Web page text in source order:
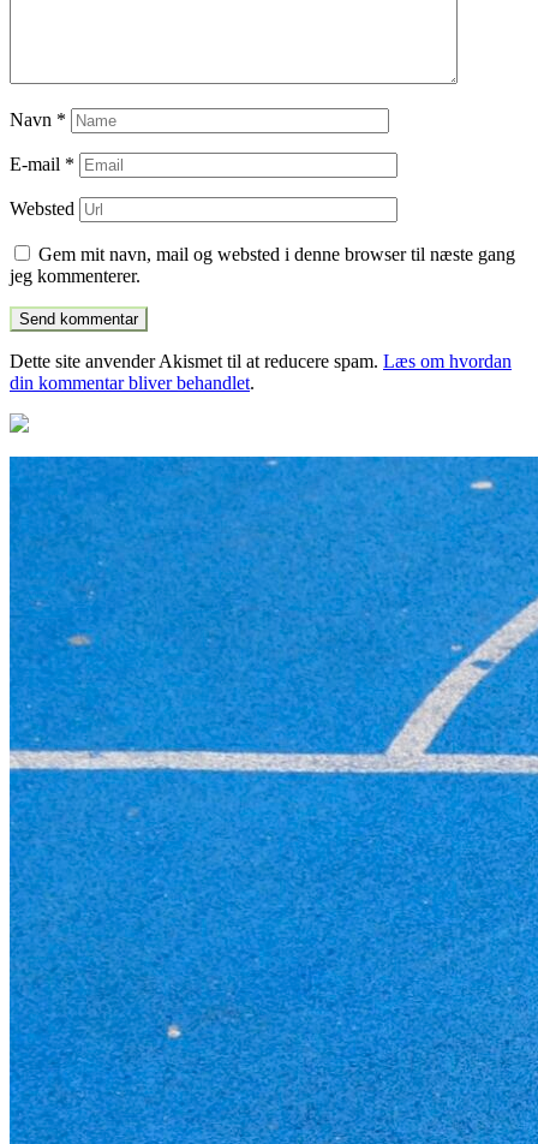
Navn *
E-mail *
Websted
Gem mit navn, mail og websted i denne browser til næste gang
jeg kommenterer.
Dette site anvender Akismet til at reducere spam. Læs om hvordan
din kommentar bliver behandlet.